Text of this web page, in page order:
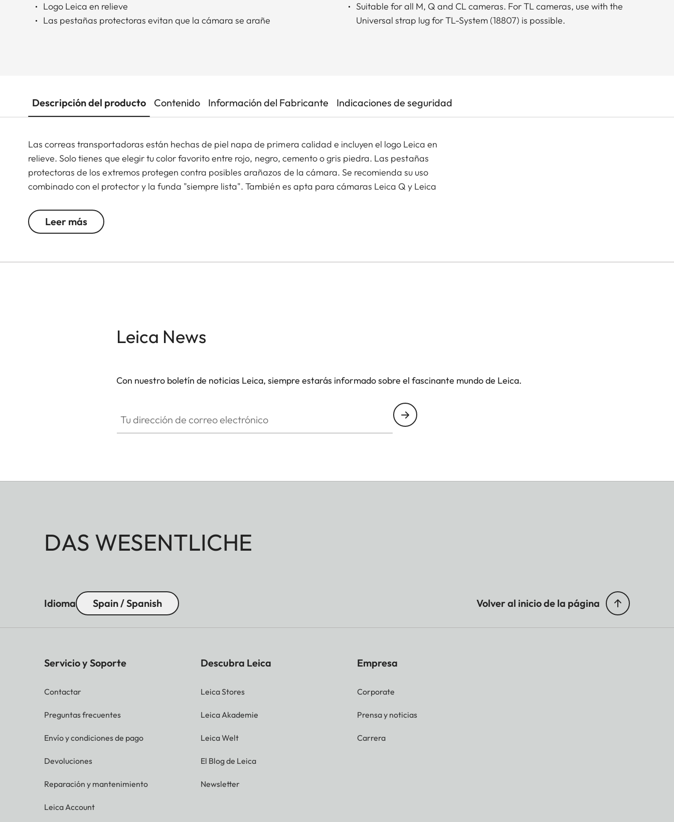
Logo Leica en relieve
Las pestañas protectoras evitan que la cámara se arañe
Suitable for all M, Q and CL cameras. For TL cameras, use with the
Universal strap lug for TL-System (18807) is possible.
Descripción del producto Contenido Información del Fabricante Indicaciones de seguridad
Las correas transportadoras están hechas de piel napa de primera calidad e incluyen el logo Leica en
relieve. Solo tienes que elegir tu color favorito entre rojo, negro, cemento o gris piedra. Las pestañas
protectoras de los extremos protegen contra posibles arañazos de la cámara. Se recomienda su uso
combinado con el protector y la funda "siempre lista". También es apta para cámaras Leica Q y Leica
Leer más
Leica News
Con nuestro boletín de noticias Leica, siempre estarás informado sobre el fascinante mundo de Leica.
DAS WESENTLICHE
Idioma Spain / Spanish Volver al inicio de la página
Servicio y Soporte
Contactar
Preguntas frecuentes
Envío y condiciones de pago
Devoluciones
Reparación y mantenimiento
Leica Account
Descubra Leica
Leica Stores
Leica Akademie
Leica Welt
El Blog de Leica
Newsletter
Empresa
Corporate
Prensa y noticias
Carrera